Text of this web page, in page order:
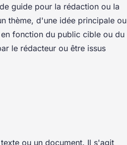
guide pour la rédaction ou la
thème, d'une idée principale ou
fonction du public cible ou du
le rédacteur ou être issus
ou un document. Il s'agit